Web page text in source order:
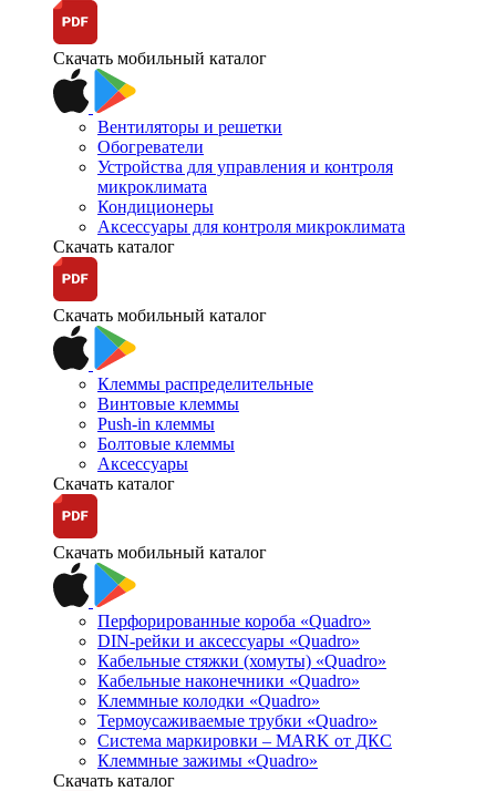
Скачать мобильный каталог
Вентиляторы и решетки
Обогреватели
Устройства для управления и контроля
микроклимата
Кондиционеры
Аксессуары для контроля микроклимата
Скачать каталог
Скачать мобильный каталог
Клеммы распределительные
Винтовые клеммы
Push-in клеммы
Болтовые клеммы
Аксессуары
Скачать каталог
Скачать мобильный каталог
Перфорированные короба «Quadro»
DIN-рейки и аксессуары «Quadro»
Кабельные стяжки (хомуты) «Quadro»
Кабельные наконечники «Quadro»
Клеммные колодки «Quadro»
Термоусаживаемые трубки «Quadro»
Система маркировки – MARK от ДКС
Клеммные зажимы «Quadro»
Скачать каталог